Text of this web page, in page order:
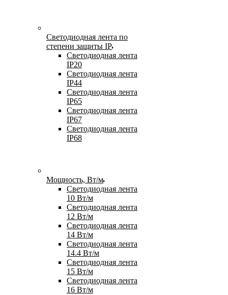
Светодиодная лента по
степени защиты IP
Светодиодная лента
IP20
Светодиодная лента
IP44
Светодиодная лента
IP65
Светодиодная лента
IP67
Светодиодная лента
IP68
Мощность, Вт/м
Светодиодная лента
10 Вт/м
Светодиодная лента
12 Вт/м
Светодиодная лента
14 Вт/м
Светодиодная лента
14.4 Вт/м
Светодиодная лента
15 Вт/м
Светодиодная лента
16 Вт/м